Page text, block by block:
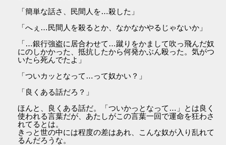
「簡単な話さ、民間人を…殺した」
「へぇ…民間人を殺るとか、なかなかやるじゃないか」
「…銀行強盗に居合わせて…蹴りをかまして吹っ飛んだ奴
にのしかかった、抵抗したから何発かぶん殴った。気がつ
いたら死んでたよ」
「ついカッとなって…って奴かい？」
「良くある話だろ？」
ほんと、良くある話だ。「ついかっとなって…」とは良く
使われる言葉だが、あたしがこの言葉一回で運命を狂わさ
れてるとは。
きっと世の中には程度の差はあれ、こんな奴が入り乱れて
るんだろうな。